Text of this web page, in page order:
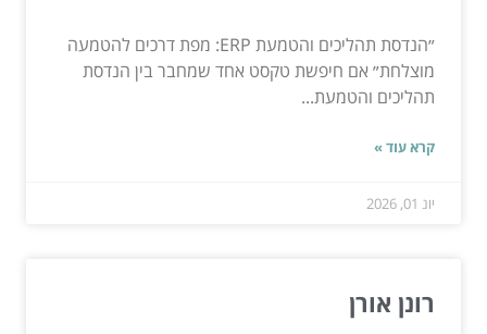
״הנדסת תהליכים והטמעת ERP: מפת דרכים להטמעה
מוצלחת״ אם חיפשת טקסט אחד שמחבר בין הנדסת
תהליכים והטמעת...
קרא עוד »
יונ 01, 2026
רונן אורן